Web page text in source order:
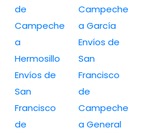
de
Campeche
a
Hermosillo
Envíos de
San
Francisco
de
Campeche
a García
Envíos de
San
Francisco
de
Campeche
a General